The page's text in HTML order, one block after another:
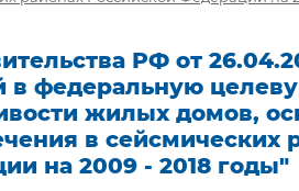
РФ от
в федеральную
жилых домов,
в сейсмических
на 2009 - 2018 годы"